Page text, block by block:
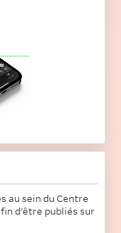
au sein du Centre
d'être publiés sur